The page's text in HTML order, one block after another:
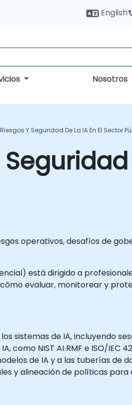
English
Nosotros
Y Seguridad De La IA En El Sector
operativos, desafíos de
está dirigido a
evaluar, monitorear y
sistemas de IA, incluyendo
NIST AI RMF e ISO/IEC
de IA y a las tuberías de
y alineación de políticas para